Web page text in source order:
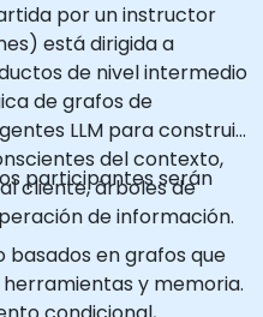
por un instructor
está dirigida a
de nivel intermedio
de grafos de
LLM para construir
del contexto,
cliente, árboles de
de información.
participantes serán
basados en grafos que
y memoria.